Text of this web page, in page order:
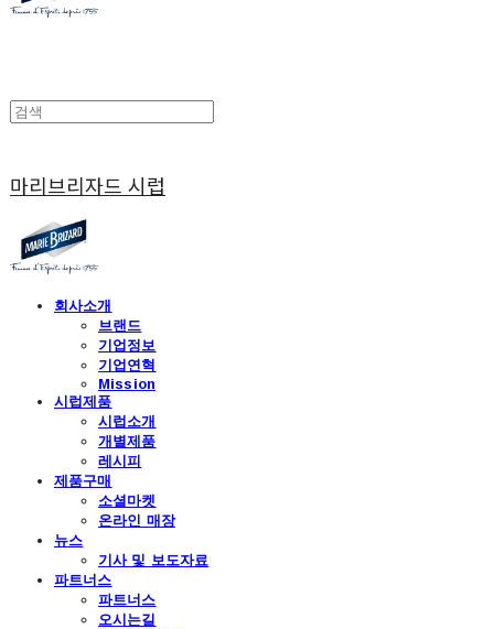
마리브리자드 시럽
회사소개
브랜드
기업정보
기업연혁
Mission
시럽제품
시럽소개
개별제품
레시피
제품구매
소셜마켓
온라인 매장
뉴스
기사 및 보도자료
파트너스
파트너스
오시는길